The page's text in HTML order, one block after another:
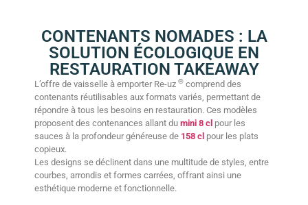
CONTENANTS NOMADES : LA
SOLUTION ÉCOLOGIQUE EN
RESTAURATION TAKEAWAY
L’offre de vaisselle à emporter Re-uz ® comprend des
contenants réutilisables aux formats variés, permettant de
répondre à tous les besoins en restauration. Ces modèles
proposent des contenances allant du mini 8 cl pour les
sauces à la profondeur généreuse de 158 cl pour les plats
copieux.
Les designs se déclinent dans une multitude de styles, entre
courbes, arrondis et formes carrées, offrant ainsi une
esthétique moderne et fonctionnelle.